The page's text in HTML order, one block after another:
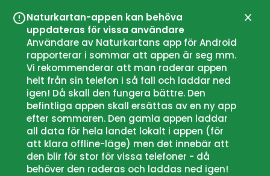
Naturkartan-appen kan behöva
uppdateras för vissa användare
Användare av Naturkartans app för Android
rapporterar i sommar att appen är seg mm.
Vi rekommenderar att man raderar appen
helt från sin telefon i så fall och laddar ned
igen! Då skall den fungera bättre. Den
befintliga appen skall ersättas av en ny app
efter sommaren. Den gamla appen laddar
all data för hela landet lokalt i appen (för
att klara offline-läge) men det innebär att
den blir för stor för vissa telefoner - då
behöver den raderas och laddas ned igen!